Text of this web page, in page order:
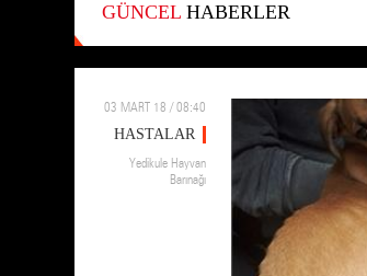
GÜNCELHABERLER
03 MART 18 / 08:40
HASTALAR
Yedikule Hayvan
Barınağı